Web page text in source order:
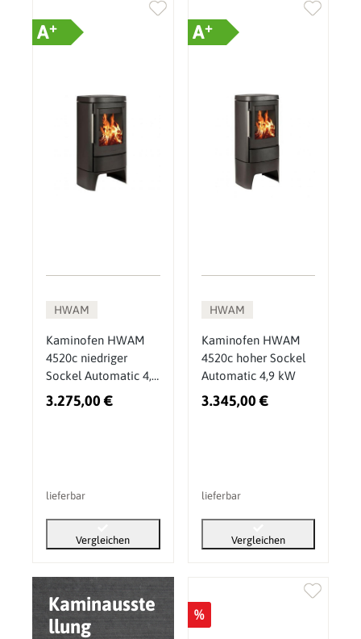
Kaminausste
llung
A+
HWAM
Kaminofen HWAM
4520c niedriger
Sockel Automatic 4,9
kW
3.275,00 €
lieferbar
Vergleichen
A+
HWAM
Kaminofen HWAM
4520c hoher Sockel
Automatic 4,9 kW
3.345,00 €
lieferbar
Vergleichen
%